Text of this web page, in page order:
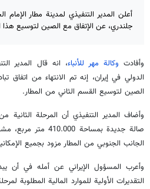
أعلن المدير التنفيذي لمدينة مطار
جلندري، عن الإتفاق مع الصين لتوسيع هذا
وأفادت وكالة مهر للأنباء، انه قال المدير
الصين لتوسيع القسم الثاني من المطار.
وأضاف المدير التنفيذي أن المرحلة الثانية
صالة جديدة بمساحة
الجانب الجنوبي من المطار مزود بجميع
وأعرب المسؤول الإيراني عن أمله في أن